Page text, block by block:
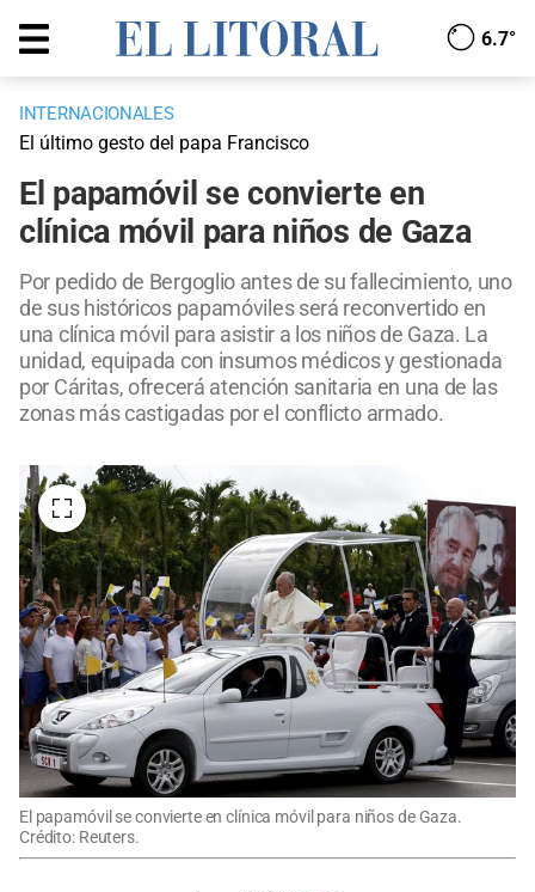
6.7°
INTERNACIONALES
El último gesto del papa Francisco
El papamóvil se convierte en
clínica móvil para niños de Gaza
Por pedido de Bergoglio antes de su fallecimiento, uno
de sus históricos papamóviles será reconvertido en
una clínica móvil para asistir a los niños de Gaza. La
unidad, equipada con insumos médicos y gestionada
por Cáritas, ofrecerá atención sanitaria en una de las
zonas más castigadas por el conflicto armado.
El papamóvil se convierte en clínica móvil para niños de Gaza.
Crédito: Reuters.